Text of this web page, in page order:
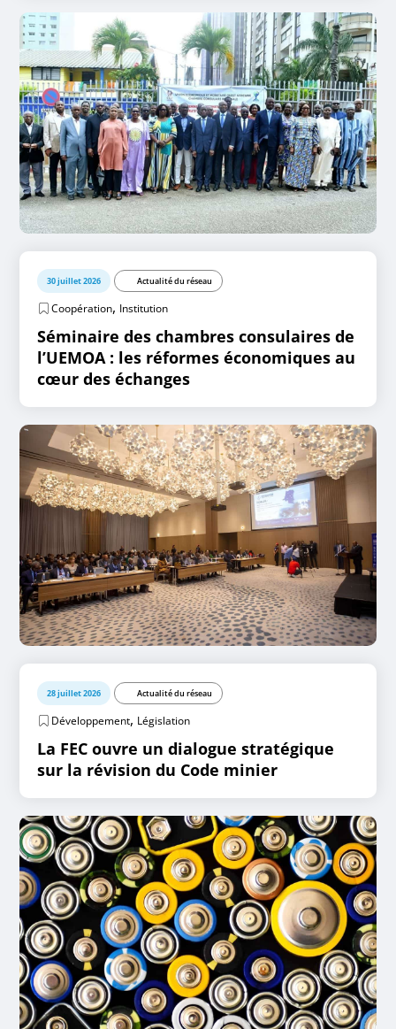
30 juillet 2026 Actualité du réseau
Coopération, Institution
Séminaire des chambres consulaires de
l’UEMOA : les réformes économiques au
cœur des échanges
28 juillet 2026 Actualité du réseau
Développement, Législation
La FEC ouvre un dialogue stratégique
sur la révision du Code minier